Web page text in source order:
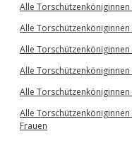
Alle
Alle
Alle
Alle Torschützenköniginnen
Alle Torschützenköniginnen
Alle
Frauen